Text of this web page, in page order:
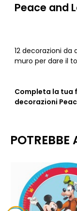
Peace and
12 decorazioni
muro per dare il
Completa la tua
decorazioni
POTREBBE